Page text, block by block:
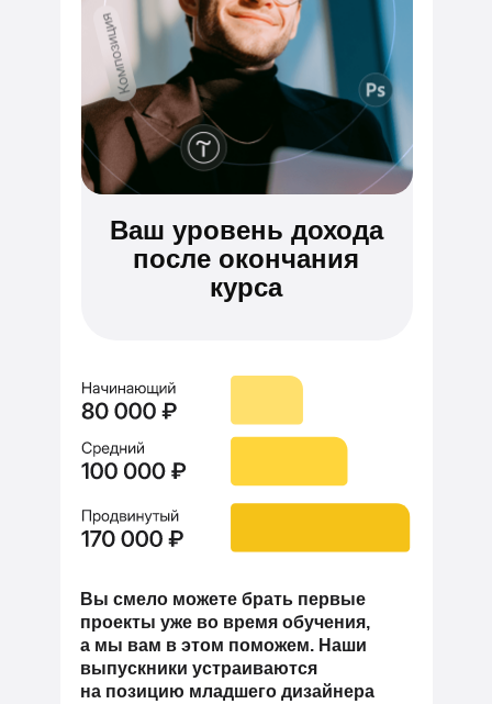
Вы смело можете брать первые
проекты уже во время обучения,
а мы вам в этом поможем. Наши
выпускники устраиваются
на позицию младшего дизайнера
Ваш уровень дохода
после окончания
курса